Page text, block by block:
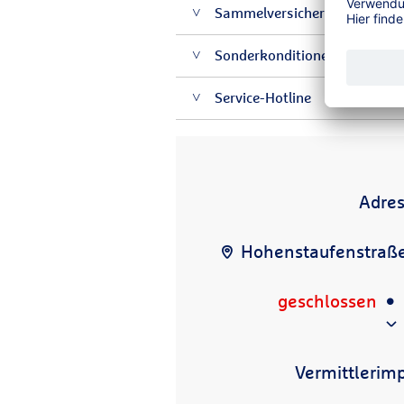
Sonderkonditionen über den
Service-Hotline
geschlossen